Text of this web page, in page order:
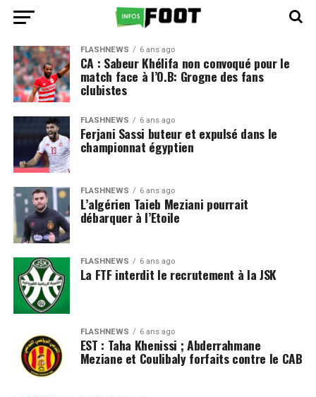
FLASHNEWS 6 ans ago
CA : Sabeur Khélifa non convoqué pour le
match face à l’O.B: Grogne des fans
clubistes
FLASHNEWS 6 ans ago
Ferjani Sassi buteur et expulsé dans le
championnat égyptien
FLASHNEWS 6 ans ago
L’algérien Taieb Meziani pourrait
débarquer à l’Etoile
FLASHNEWS 6 ans ago
La FTF interdit le recrutement à la JSK
FLASHNEWS 6 ans ago
EST : Taha Khenissi ; Abderrahmane
Meziane et Coulibaly forfaits contre le CAB